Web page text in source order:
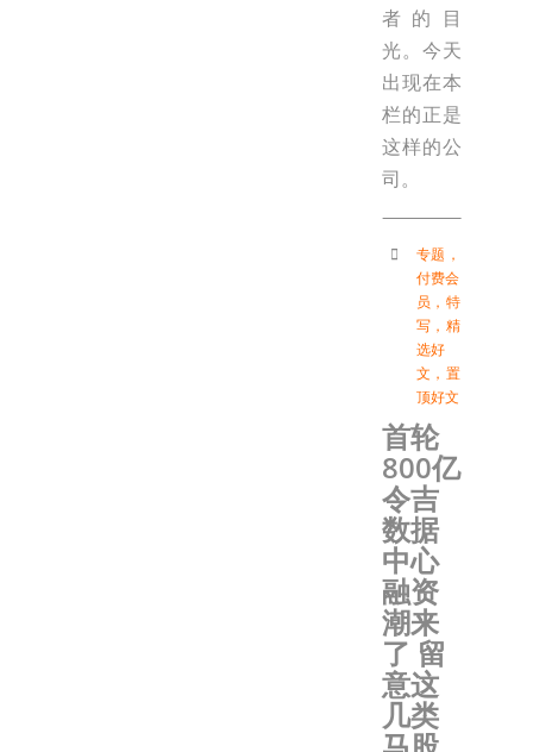
者的目
光。今天
出现在本
栏的正是
这样的公
司。
专题 ，
付费会
员 ， 特
写 ， 精
选好
文 ， 置
顶好文
首轮
800亿
令吉
数据
中心
融资
潮来
了 留
意这
几类